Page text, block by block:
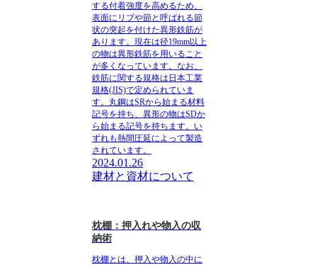
する付着強度を高めるため、
表面にリブや節と呼ばれる節
状の突起を付けた異形鉄筋が
あります。現在は径19mm以上
の物は異形鉄筋を用いること
が多くなっています。なお、
鉄筋に関する規格は日本工業
規格(JIS)で定められていま
す。丸鋼はSRから始まる材料
記号を持ち、異形の物はSDか
ら始まる記号を持ちます。い
ずれも熱間圧延によって製造
されています。
2024.01.26
建材と資材について
枕棚：押入れや物入の収
納術
枕棚とは、押入や物入の中に